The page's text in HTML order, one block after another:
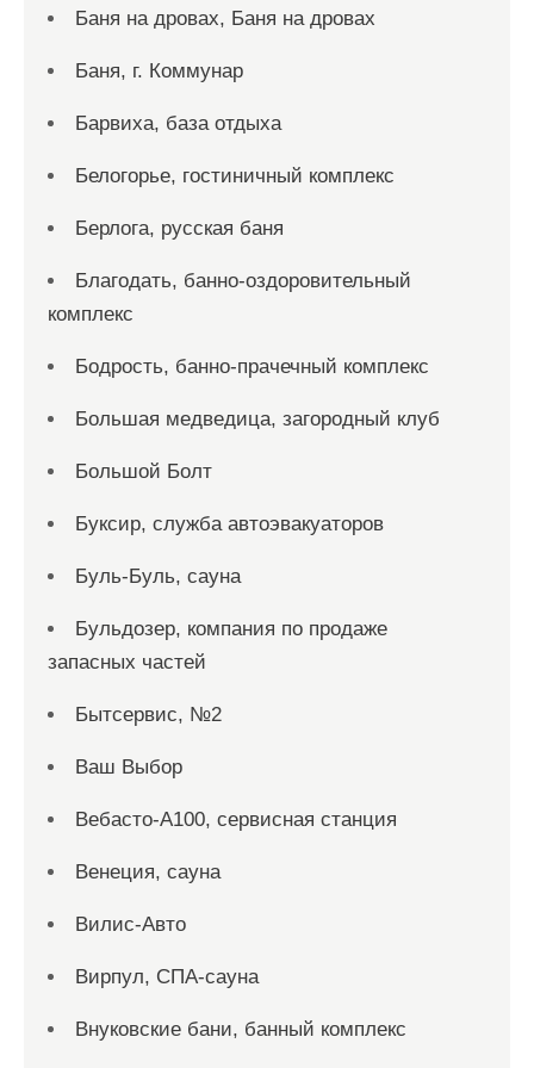
Баня на дровах, Баня на дровах
Баня, г. Коммунар
Барвиха, база отдыха
Белогорье, гостиничный комплекс
Берлога, русская баня
Благодать, банно-оздоровительный
комплекс
Бодрость, банно-прачечный комплекс
Большая медведица, загородный клуб
Большой Болт
Буксир, служба автоэвакуаторов
Буль-Буль, сауна
Бульдозер, компания по продаже
запасных частей
Бытсервис, №2
Ваш Выбор
Вебасто-А100, сервисная станция
Венеция, сауна
Вилис-Авто
Вирпул, СПА-сауна
Внуковские бани, банный комплекс